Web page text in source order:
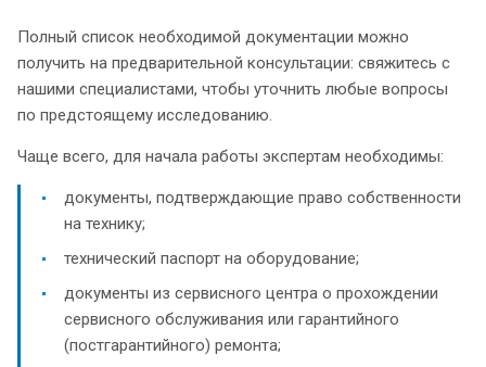
Полный список необходимой документации можно
получить на предварительной консультации: свяжитесь с
нашими специалистами, чтобы уточнить любые вопросы
по предстоящему исследованию.
Чаще всего, для начала работы экспертам необходимы:
документы, подтверждающие право собственности
на технику;
технический паспорт на оборудование;
документы из сервисного центра о прохождении
сервисного обслуживания или гарантийного
(постгарантийного) ремонта;